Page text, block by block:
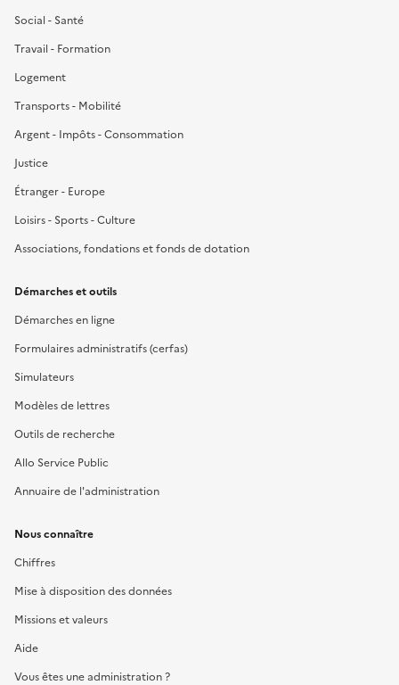
Social - Santé
Travail - Formation
Logement
Transports - Mobilité
Argent - Impôts - Consommation
Justice
Étranger - Europe
Loisirs - Sports - Culture
Associations, fondations et fonds de dotation
Démarches et outils
Démarches en ligne
Formulaires administratifs (cerfas)
Simulateurs
Modèles de lettres
Outils de recherche
Allo Service Public
Annuaire de l'administration
Nous connaître
Chiffres
Mise à disposition des données
Missions et valeurs
Aide
Vous êtes une administration ?